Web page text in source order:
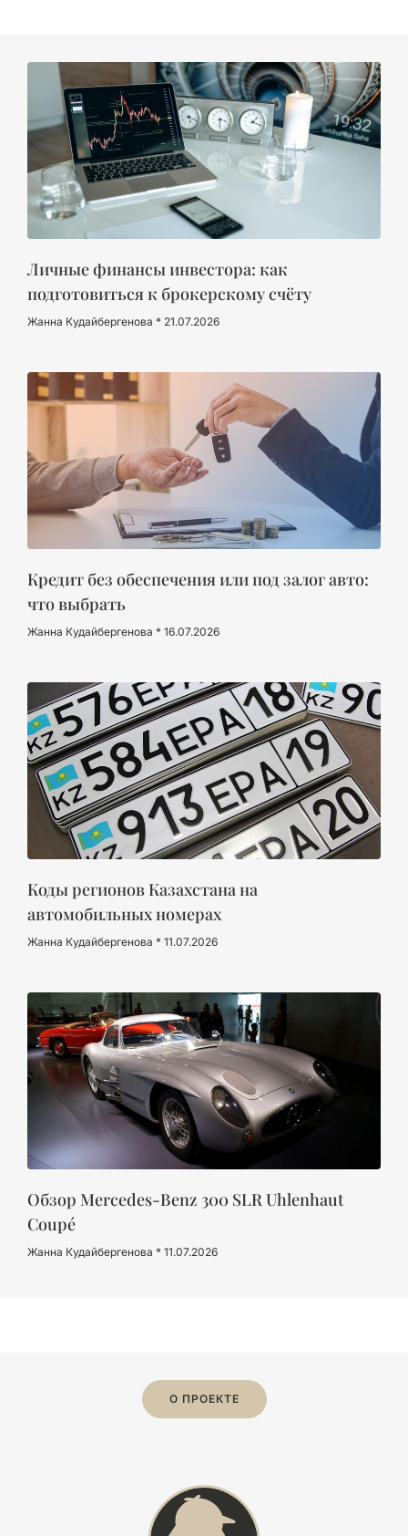
Личные финансы инвестора: как
подготовиться к брокерскому счёту
Жанна Кудайбергенова 21.07.2026
Кредит без обеспечения или под залог авто:
что выбрать
Жанна Кудайбергенова 16.07.2026
Коды регионов Казахстана на
автомобильных номерах
Жанна Кудайбергенова 11.07.2026
Обзор Mercedes-Benz 300 SLR Uhlenhaut
Coupé
Жанна Кудайбергенова 11.07.2026
О ПРОЕКТЕ